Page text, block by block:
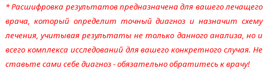
* Расшифровка результатов предназначена для вашего лечащего
врача, который определит точный диагноз и назначит схему
лечения, учитывая результаты не только данного анализа, но и
всего комплекса исследований для вашего конкретного случая. Не
ставьте сами себе диагноз - обязательно обратитесь к врачу!